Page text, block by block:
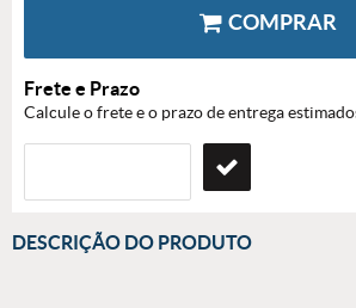
COMPRAR
Frete e Prazo
Calcule o frete e o prazo de entrega
DESCRIÇÃO DO PRODUTO